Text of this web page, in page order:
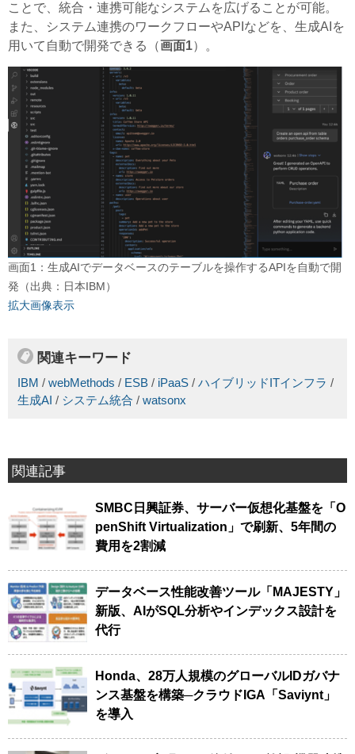
ことで、統合・連携可能なシステムを広げることが可能。
また、システム連携のワークフローやAPIなどを、生成AIを
用いて自動で開発できる（画面1）。
画面1：生成AIでデータベースのテーブルを操作するAPIを自動で開
発（出典：日本IBM）
拡大画像表示
関連キーワード
IBM / webMethods / ESB / iPaaS / ハイブリッドITインフラ /
生成AI / システム統合 / watsonx
関連記事
SMBC日興証券、サーバー仮想化基盤を「O
penShift Virtualization」で刷新、5年間の
費用を2割減
データベース性能改善ツール「MAJESTY」
新版、AIがSQL分析やインデックス設計を
代行
Honda、28万人規模のグローバルIDガバナ
ンス基盤を構築─クラウドIGA「Saviynt」
を導入